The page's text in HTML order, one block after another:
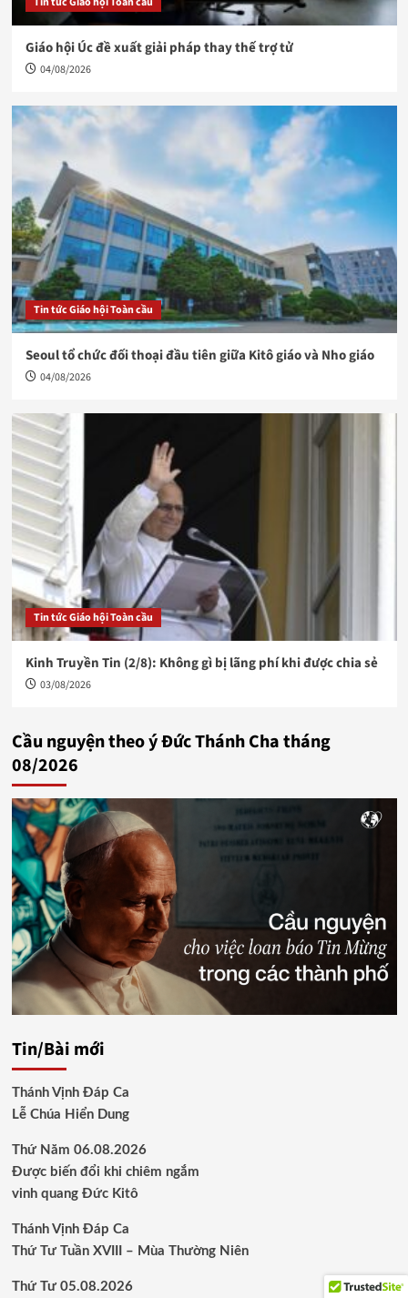
Giáo hội Úc đề xuất giải pháp thay thế trợ tử
04/08/2026
Tin tức Giáo hội Toàn cầu
Seoul tổ chức đối thoại đầu tiên giữa Kitô giáo và Nho giáo
04/08/2026
Tin tức Giáo hội Toàn cầu
Kinh Truyền Tin (2/8): Không gì bị lãng phí khi được chia sẻ
03/08/2026
Cầu nguyện theo ý Đức Thánh Cha tháng
08/2026
Tin/Bài mới
Thánh Vịnh Đáp Ca
Lễ Chúa Hiển Dung
Thứ Năm 06.08.2026
Được biến đổi khi chiêm ngắm
vinh quang Đức Kitô
Thánh Vịnh Đáp Ca
Thứ Tư Tuần XVIII – Mùa Thường Niên
Thứ Tư 05.08.2026